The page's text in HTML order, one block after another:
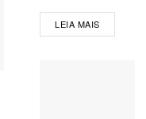
LEIA MAIS